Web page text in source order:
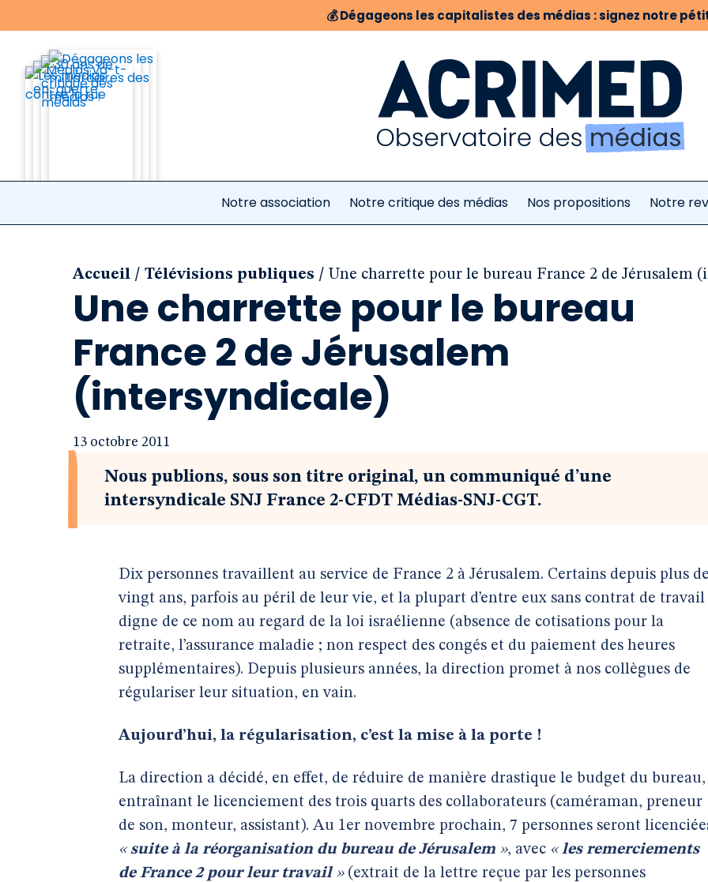
💰Dégageons les capitalistes des médias : signez notre
Notre association Notre critique des médias Nos propositions Notre
Accueil / Télévisions publiques / Une charrette pour le bureau France 2 de Jérusalem
Une charrette pour le bureau
France 2 de Jérusalem
(intersyndicale)
13 octobre 2011
Nous publions, sous son titre original, un communiqué d’une
intersyndicale SNJ France 2-CFDT Médias-SNJ-CGT.
Dix personnes travaillent au service de France 2 à Jérusalem. Certains depuis plus
vingt ans, parfois au péril de leur vie, et la plupart d’entre eux sans contrat de travail
digne de ce nom au regard de la loi israélienne (absence de cotisations pour la
retraite, l’assurance maladie ; non respect des congés et du paiement des heures
supplémentaires). Depuis plusieurs années, la direction promet à nos collègues de
régulariser leur situation, en vain.
Aujourd’hui, la régularisation, c’est la mise à la porte !
La direction a décidé, en effet, de réduire de manière drastique le budget du bureau,
entraînant le licenciement des trois quarts des collaborateurs (caméraman, preneur
de son, monteur, assistant). Au 1er novembre prochain, 7 personnes seront
« suite à la réorganisation du bureau de Jérusalem », avec «les remerciements
de France 2 pour leur travail»(extrait de la lettre reçue par les personnes